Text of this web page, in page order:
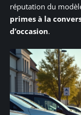
réputation du
primes à la
d’occasion.